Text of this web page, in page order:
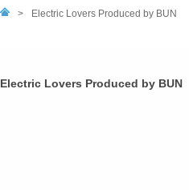
> Electric Lovers Produced by BUN
Electric Lovers Produced by BUN